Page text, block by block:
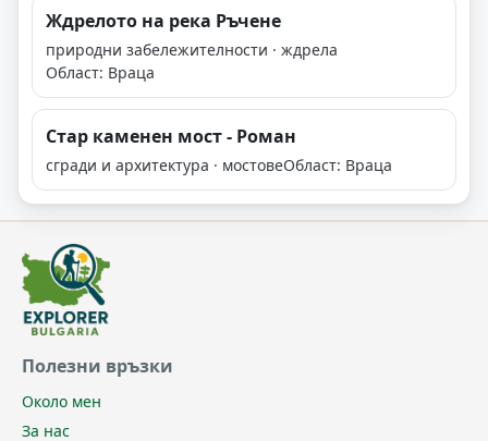
Ждрелото на река Ръчене
природни забележителности · ждрела
Област: Враца
Стар каменен мост - Роман
сгради и архитектура · мостовеОбласт: Враца
Полезни връзки
Около мен
За нас